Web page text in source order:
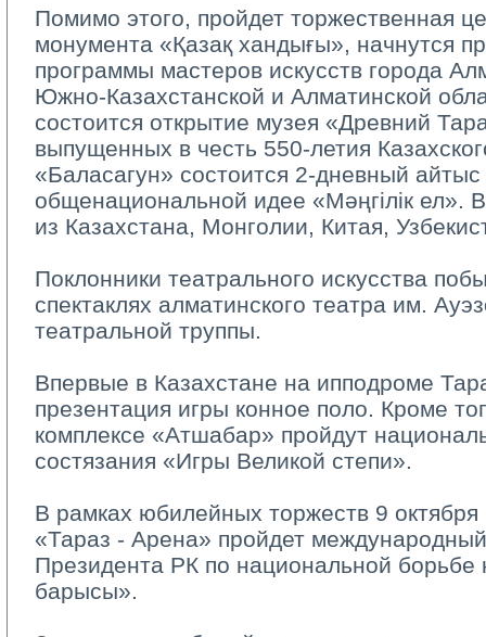
Помимо этого, пройдет торжественная
монумента «Қазақ хандығы», начнутся
программы мастеров искусств города
Южно-Казахстанской и Алматинской
состоится открытие музея «Древний
выпущенных в честь 550-летия
«Баласагун» состоится 2-дневный
общенациональной идее «Мәңгілік ел».
из Казахстана, Монголии, Китая,
Поклонники театрального искусства
спектаклях алматинского театра им.
театральной труппы.
Впервые в Казахстане на ипподроме
презентация игры конное поло. Кроме
комплексе «Атшабар» пройдут
состязания «Игры Великой степи».
В рамках юбилейных торжеств 9
«Тараз - Арена» пройдет
Президента РК по национальной борьбе
барысы».